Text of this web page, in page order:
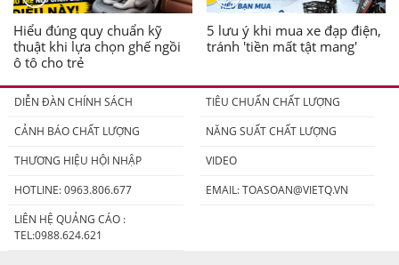
Hiểu đúng quy chuẩn kỹ
thuật khi lựa chọn ghế ngồi
ô tô cho trẻ
5 lưu ý khi mua xe đạp điện,
tránh 'tiền mất tật mang'
DIỄN ĐÀN CHÍNH SÁCH
TIÊU CHUẨN CHẤT LƯỢNG
CẢNH BÁO CHẤT LƯỢNG
NĂNG SUẤT CHẤT LƯỢNG
THƯƠNG HIỆU HỘI NHẬP
VIDEO
HOTLINE: 0963.806.677
EMAIL:TOASOAN@VIETQ.VN
LIÊN HỆ QUẢNG CÁO :
TEL:0988.624.621